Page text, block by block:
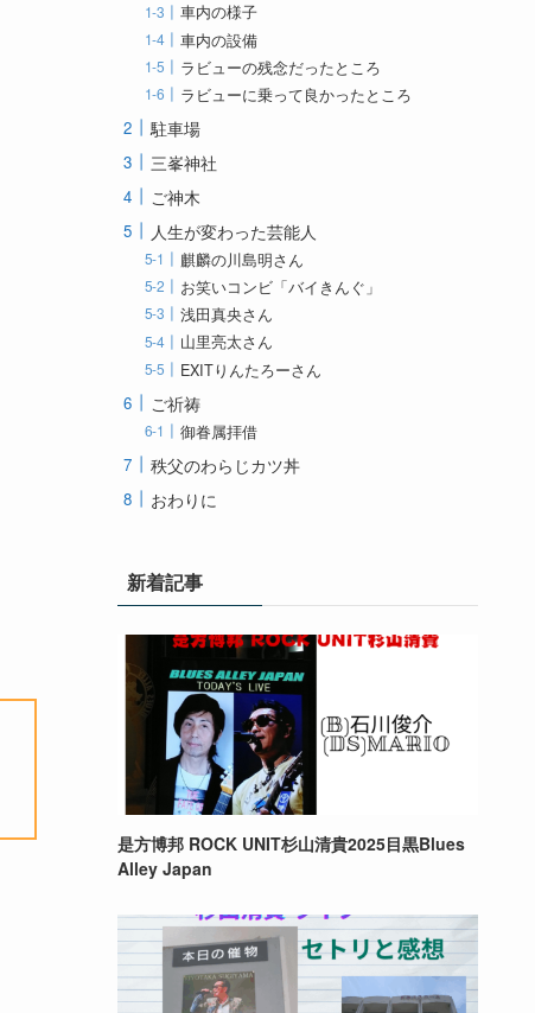
車内の様子
車内の設備
ラビューの残念だったところ
ラビューに乗って良かったところ
駐車場
三峯神社
ご神木
人生が変わった芸能人
麒麟の川島明さん
お笑いコンビ「バイきんぐ」
浅田真央さん
山里亮太さん
EXITりんたろーさん
ご祈祷
御眷属拝借
秩父のわらじカツ丼
おわりに
新着記事
是方博邦 ROCK UNIT杉山清貴2025目黒Blues
Alley Japan